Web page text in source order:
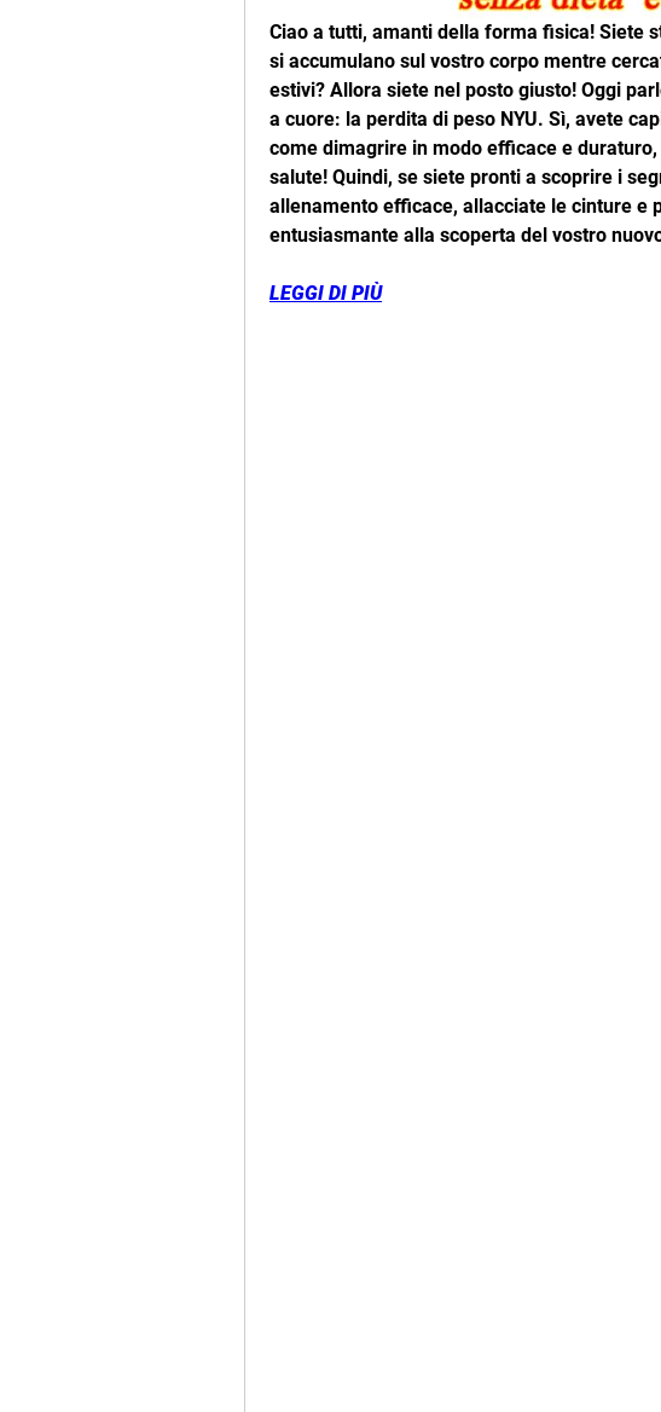
Ciao a tutti, amanti della forma fisica! Siete
si accumulano sul vostro corpo mentre
estivi? Allora siete nel posto giusto! Oggi
a cuore: la perdita di peso NYU. Sì, avete
come dimagrire in modo efficace e
salute! Quindi, se siete pronti a scoprire i
allenamento efficace, allacciate le cinture e
entusiasmante alla scoperta del vostro
LEGGI DI PIÙ